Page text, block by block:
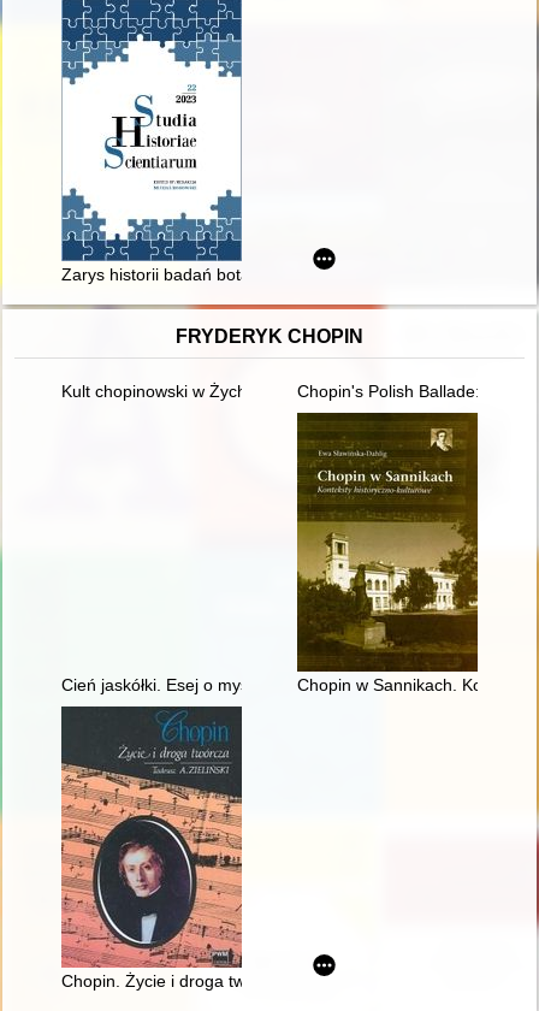
Zarys historii badań botanicznych i mykologicznych Babiej
FRYDERYK CHOPIN
Kult chopinowski w Żychlinie Chopin's Polish Ballade: Op.
Cień jaskółki. Esej o myślach ChopinaChopin w Sannikach.
Chopin. Życie i droga twórcza